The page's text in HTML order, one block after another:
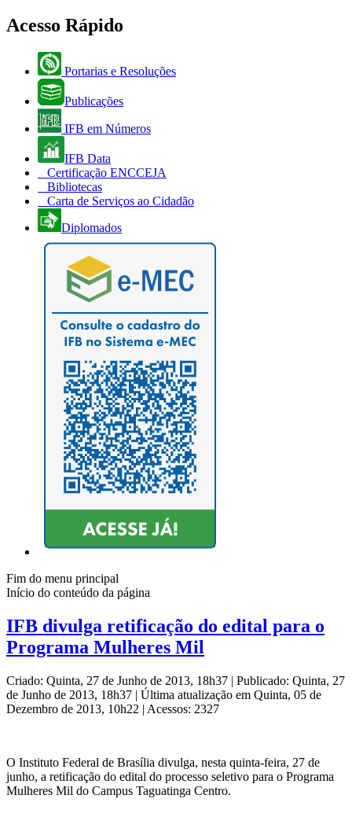
Acesso Rápido
Portarias e Resoluções
Publicações
IFB em Números
IFB Data
Certificação ENCCEJA
Bibliotecas
Carta de Serviços ao Cidadão
Diplomados
Fim do menu principal
Início do conteúdo da página
IFB divulga retificação do edital para o
Programa Mulheres Mil
Criado: Quinta, 27 de Junho de 2013, 18h37 | Publicado: Quinta, 27
de Junho de 2013, 18h37 | Última atualização em Quinta, 05 de
Dezembro de 2013, 10h22 | Acessos: 2327
O Instituto Federal de Brasília divulga, nesta quinta-feira, 27 de
junho, a retificação do edital do processo seletivo para o Programa
Mulheres Mil do Campus Taguatinga Centro.